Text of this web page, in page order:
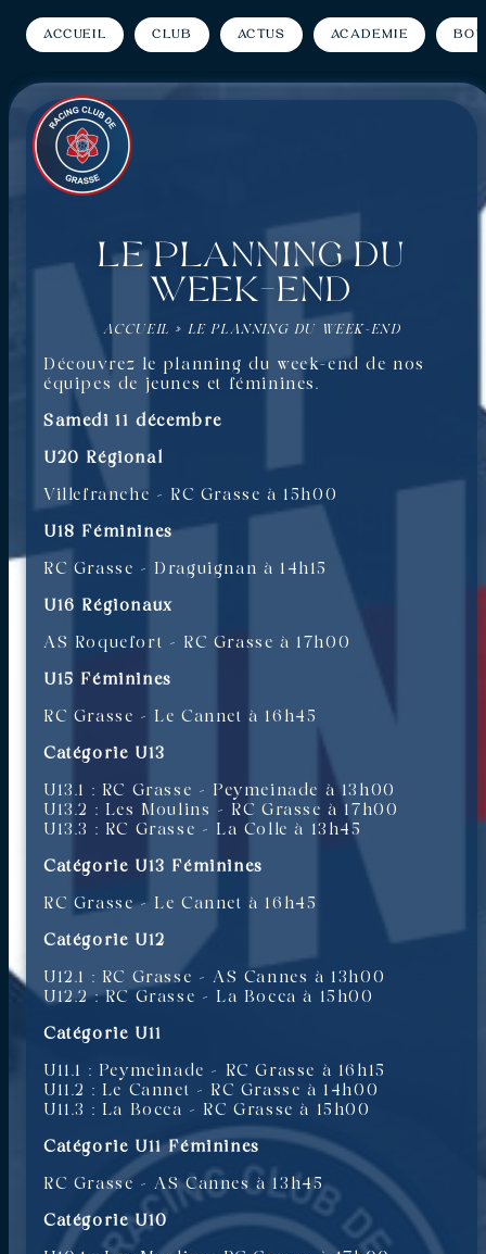
Accueil Club Actus Académie
Le planning du
week-end
ACCUEIL » LE PLANNING DU WEEK-END
Découvrez le planning du week-end de nos
équipes de jeunes et féminines.
Samedi 11 décembre
U20 Régional
Villefranche – RC Grasse à 15h00
U18 Féminines
RC Grasse – Draguignan à 14h15
U16 Régionaux
AS Roquefort – RC Grasse à 17h00
U15 Féminines
RC Grasse – Le Cannet à 16h45
Catégorie U13
U13.1 : RC Grasse – Peymeinade à 13h00
U13.2 : Les Moulins – RC Grasse à 17h00
U13.3 : RC Grasse – La Colle à 13h45
Catégorie U13 Féminines
RC Grasse – Le Cannet à 16h45
Catégorie U12
U12.1 : RC Grasse – AS Cannes à 13h00
U12.2 : RC Grasse – La Bocca à 15h00
Catégorie U11
U11.1 : Peymeinade – RC Grasse à 16h15
U11.2 : Le Cannet – RC Grasse à 14h00
U11.3 : La Bocca – RC Grasse à 15h00
Catégorie U11 Féminines
RC Grasse – AS Cannes à 13h45
Catégorie U10